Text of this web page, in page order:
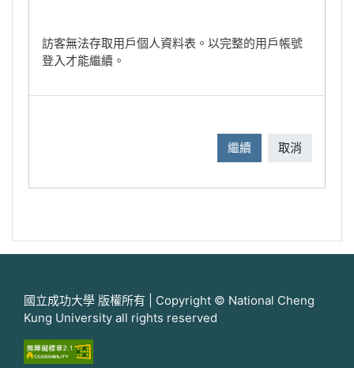
訪客無法存取用戶個人資料表。以完整的用戶帳號
登入才能繼續。
繼續 取消
國立成功大學 版權所有 | Copyright © National Cheng
Kung University all rights reserved